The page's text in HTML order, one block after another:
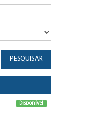
PESQUISAR
Disponível